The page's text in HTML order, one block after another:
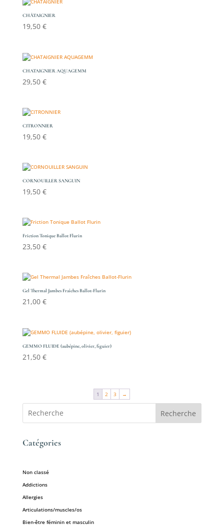
CHÂTAIGNIER
19,50 €
CHATAIGNIER AQUAGEMM
29,50 €
CITRONNIER
19,50 €
CORNOUILLER SANGUIN
19,50 €
Friction Tonique Ballot Flurin
23,50 €
Gel Thermal Jambes Fraîches Ballot-Flurin
21,00 €
GEMMO FLUIDE (aubépine, olivier, figuier)
21,50 €
1 2 3 →
Recherche
Catégories
Non classé
Addictions
Allergies
Articulations/muscles/os
Bien-être féminin et masculin